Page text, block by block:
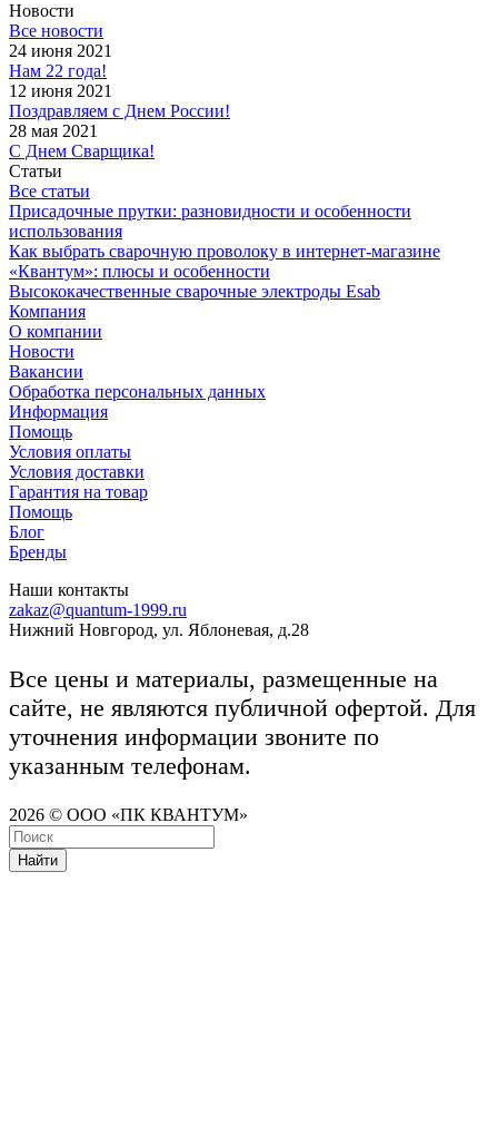
Новости
Все новости
24 июня 2021
Нам 22 года!
12 июня 2021
Поздравляем с Днем России!
28 мая 2021
С Днем Сварщика!
Статьи
Все статьи
Присадочные прутки: разновидности и особенности
использования
Как выбрать сварочную проволоку в интернет-магазине
«Квантум»: плюсы и особенности
Высококачественные сварочные электроды Esab
Компания
О компании
Новости
Вакансии
Обработка персональных данных
Информация
Помощь
Условия оплаты
Условия доставки
Гарантия на товар
Помощь
Блог
Бренды
Наши контакты
zakaz@quantum-1999.ru
Нижний Новгород, ул. Яблоневая, д.28
Все цены и материалы, размещенные на
сайте, не являются публичной офертой. Для
уточнения информации звоните по
указанным телефонам.
2026 © ООО «ПК КВАНТУМ»
Найти